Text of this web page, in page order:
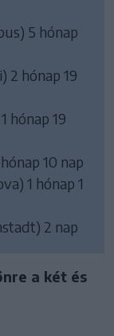
5 hónap
2 hónap 19
hónap 19
10 nap
1 hónap 1
2 nap
a két és